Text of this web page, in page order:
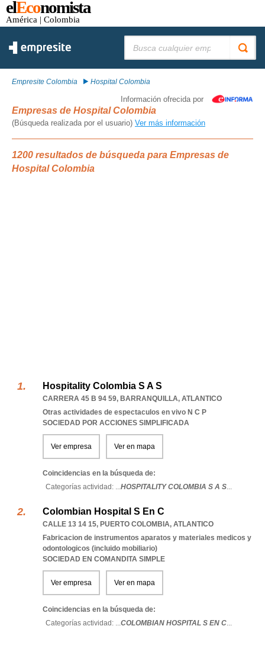
elEconomista
América | Colombia
Empresite Colombia Hospital Colombia
Información ofrecida por
Empresas de Hospital Colombia
(Búsqueda realizada por el usuario) Ver más información
1200 resultados de búsqueda para Empresas de
Hospital Colombia
Hospitality Colombia S A S
CARRERA 45 B 94 59, BARRANQUILLA, ATLANTICO
Otras actividades de espectaculos en vivo N C P
SOCIEDAD POR ACCIONES SIMPLIFICADA
Ver empresa Ver en mapa
Coincidencias en la búsqueda de:
Categorías actividad: ...HOSPITALITY COLOMBIA S A S...
Colombian Hospital S En C
CALLE 13 14 15, PUERTO COLOMBIA, ATLANTICO
Fabricacion de instrumentos aparatos y materiales medicos y
odontologicos (incluido mobiliario)
SOCIEDAD EN COMANDITA SIMPLE
Ver empresa Ver en mapa
Coincidencias en la búsqueda de:
Categorías actividad: ...COLOMBIAN HOSPITAL S EN C...